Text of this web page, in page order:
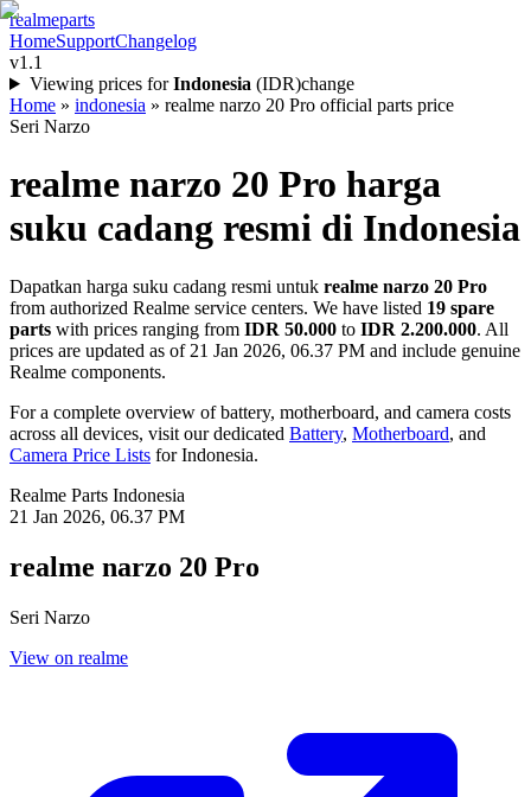
realmeparts
HomeSupportChangelog
v1.1
Viewing prices for Indonesia (IDR)change
Home » indonesia » realme narzo 20 Pro official parts price
Seri Narzo
realme narzo 20 Pro harga
suku cadang resmi di Indonesia
Dapatkan harga suku cadang resmi untuk realme narzo 20 Pro
from authorized Realme service centers. We have listed 19 spare
parts with prices ranging from IDR 50.000 to IDR 2.200.000. All
prices are updated as of 21 Jan 2026, 06.37 PM and include genuine
Realme components.
For a complete overview of battery, motherboard, and camera costs
across all devices, visit our dedicated Battery, Motherboard, and
Camera Price Lists forIndonesia.
Realme Parts Indonesia
21 Jan 2026, 06.37 PM
realme narzo 20 Pro
Seri Narzo
View on realme